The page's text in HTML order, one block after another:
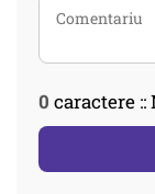
0 caractere